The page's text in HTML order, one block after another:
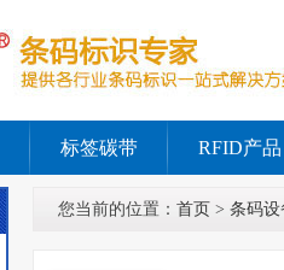
标签碳带 RFID产品
您当前的位置： 首页 > 条码设